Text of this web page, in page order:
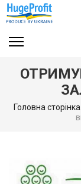
до
(натисніть
Головна сторінка